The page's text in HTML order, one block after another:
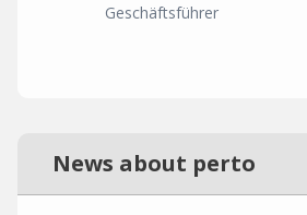
Geschäftsführer
News about perto